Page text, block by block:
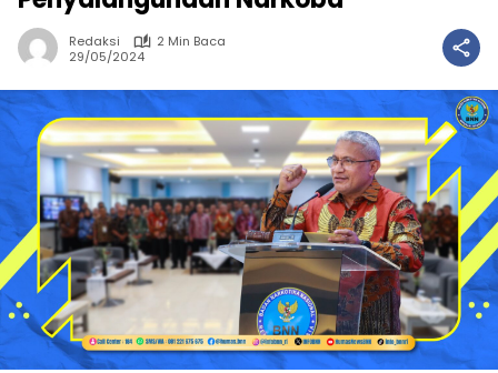
Redaksi
2 Min Baca
29/05/2024